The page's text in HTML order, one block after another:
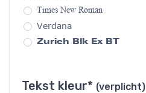
Times New Roman
Verdana
Zurich Blk Ex BT
Tekst kleur* (verplicht)